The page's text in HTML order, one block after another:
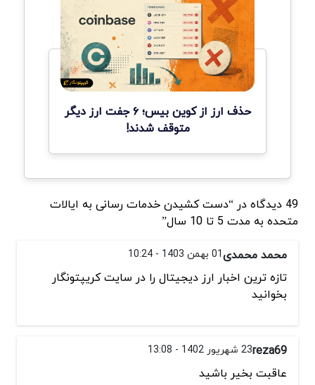
حذف ارز از کوین بیس؛ ۶ جفت ارز دیگر
متوقف شدند!
49 دیدگاه در “دست کشیدن خدمات رسانی به ایالات
متحده به مدت 5 تا 10 سال”
محمد محمدی01 بهمن 1403 - 10:24
تازه ترین اخبار ارز دیجیتال را در سایت کریپتونگار
بخوانید
reza6923 شهریور 1402 - 13:08
عاقبت بخیر باشید